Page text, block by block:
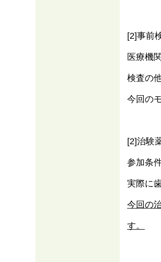
[2]事前
医療機
検査の
今回の
[2]治験
参加条
実際に
今回の
す。